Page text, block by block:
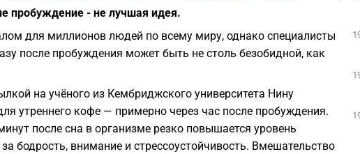
пробуждение - не лучшая идея.
для миллионов людей по всему миру, однако специалисты
после пробуждения может быть не столь безобидной, как
на учёного из Кембриджского университета Нину
утреннего кофе — примерно через час после пробуждения.
после сна в организме резко повышается уровень
бодрость, внимание и стрессоустойчивость. Вмешательство